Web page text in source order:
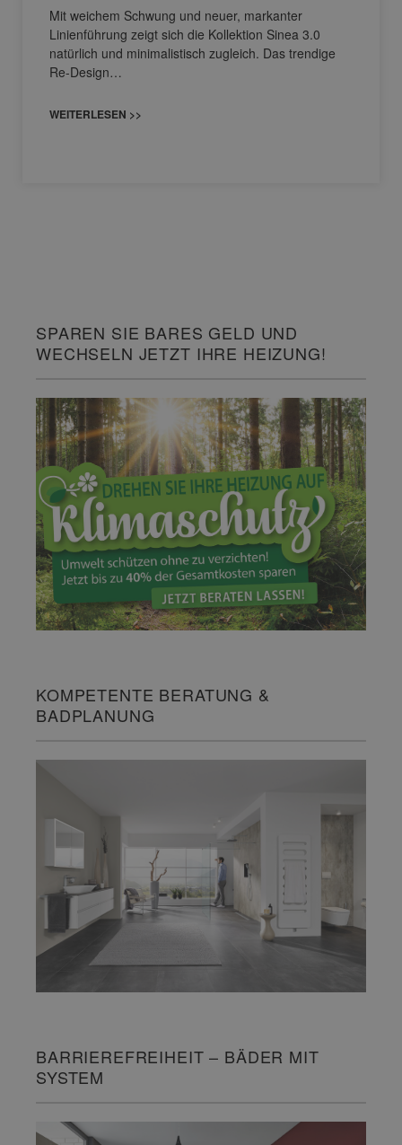
Mit weichem Schwung und neuer, markanter
Linienführung zeigt sich die Kollektion Sinea 3.0
natürlich und minimalistisch zugleich. Das trendige
Re-Design…
WEITERLESEN >>
SPAREN SIE BARES GELD UND
WECHSELN JETZT IHRE HEIZUNG!
KOMPETENTE BERATUNG &
BADPLANUNG
BARRIEREFREIHEIT – BÄDER MIT
SYSTEM